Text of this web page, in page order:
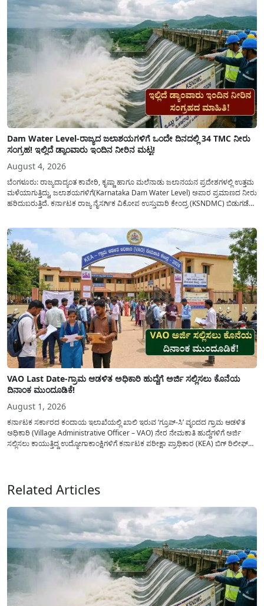
Dam Water Level-ರಾಜ್ಯದ ಜಲಾಶಯಗಳಿಗೆ ಒಂದೇ ದಿನದಲ್ಲಿ 34 TMC ನೀರು
ಸಂಗ್ರಹ! ಇಲ್ಲಿದೆ ಡ್ಯಾಂವಾರು ಇಂದಿನ ನೀರಿನ ಮಟ್ಟ!
August 4, 2026
ಬೆಂಗಳೂರು: ರಾಜ್ಯದಾದ್ಯಂತ ಕಾವೇರಿ, ಕೃಷ್ಣಾ ಹಾಗೂ ಮಲೆನಾಡು ಜಲಾನಯನ ಪ್ರದೇಶಗಳಲ್ಲಿ ಉತ್ತಮ
ಮಳೆಯಾಗುತ್ತಿದ್ದು, ಜಲಾಶಯಗಳಿಗೆ(Karnataka Dam Water Level) ಅಪಾರ ಪ್ರಮಾಣದ ನೀರು
ಹರಿದುಬರುತ್ತಿದೆ. ಕರ್ನಾಟಕ ರಾಜ್ಯ ನೈಸರ್ಗಿಕ ವಿಕೋಪ ಉಸ್ತುವಾರಿ ಕೇಂದ್ರ (KSNDMC) ಬಿಡುಗಡೆ
VAO Last Date-ಗ್ರಾಮ ಆಡಳಿತ ಅಧಿಕಾರಿ ಹುದ್ದೆಗೆ ಅರ್ಜಿ ಸಲ್ಲಿಸಲು ಕೊನೆಯ
ದಿನಾಂಕ ಮುಂದೂಡಿಕೆ!
August 1, 2026
ಕರ್ನಾಟಕ ಸರ್ಕಾರದ ಕಂದಾಯ ಇಲಾಖೆಯಲ್ಲಿ ಖಾಲಿ ಇರುವ ‘ಗ್ರೂಪ್-ಸಿ’ ವೃಂದದ ಗ್ರಾಮ ಆಡಳಿತ
ಅಧಿಕಾರಿ (Village Administrative Officer – VAO) ನೇರ ನೇಮಕಾತಿ ಹುದ್ದೆಗಳಿಗೆ ಅರ್ಜಿ
ಸಲ್ಲಿಸಲು ಕಾಯುತ್ತಿದ್ದ ಉದ್ಯೋಗಾಕಾಂಕ್ಷಿಗಳಿಗೆ ಕರ್ನಾಟಕ ಪರೀಕ್ಷಾ ಪ್ರಾಧಿಕಾರ (KEA) ಬಿಗ್ ರಿಲೀಫ್
Related Articles